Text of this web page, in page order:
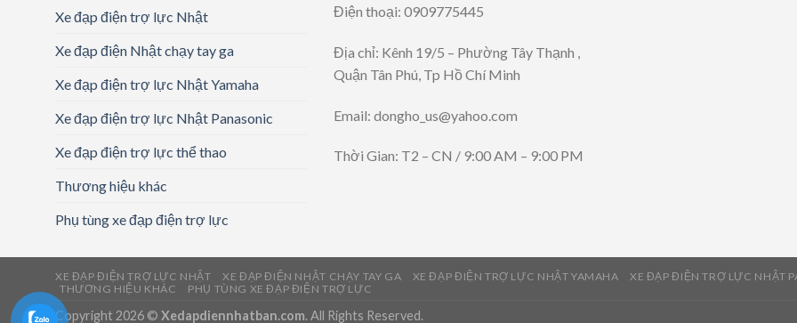
Xe đạp điện trợ lực Nhật
Xe đạp điện Nhật chạy tay ga
Xe đạp điện trợ lực Nhật Yamaha
Xe đạp điện trợ lực Nhật Panasonic
Xe đạp điện trợ lực thể thao
Thương hiệu khác
Phụ tùng xe đạp điện trợ lực
Điện thoại: 0909775445
Địa chỉ: Kênh 19/5 – Phường Tây Thạnh ,
Quận Tân Phú, Tp Hồ Chí Minh
Email: dongho_us@yahoo.com
Thời Gian: T2 – CN / 9:00 AM – 9:00 PM
XE ĐẠP ĐIỆN TRỢ LỰC NHẬT XE ĐẠP ĐIỆN NHẬT CHẠY TAY GA XE ĐẠP ĐIỆN TRỢ LỰC NHẬT YAMAHA XE ĐẠP ĐIỆN TRỢ LỰC NHẬT
THƯƠNG HIỆU KHÁC
PHỤ TÙNG XE ĐẠP ĐIỆN TRỢ LỰC
Copyright 2026 © Xedapdiennhatban.com. All Rights Reserved.